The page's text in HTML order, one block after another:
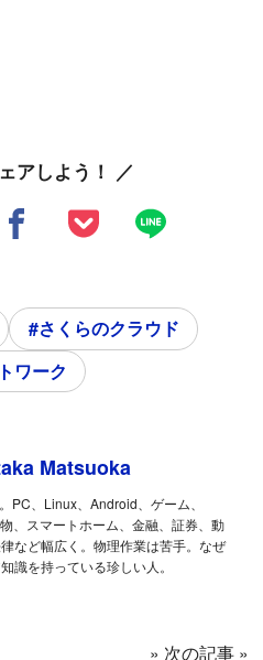
アしよう！ ／
#さくらのクラウド
ワーク
Matsuoka
PC、Linux、Android、ゲーム、
、スマートホーム、金融、証券、動
など幅広く。物理作業は苦手。なぜ
識を持っている珍しい人。
» 次の記事 »